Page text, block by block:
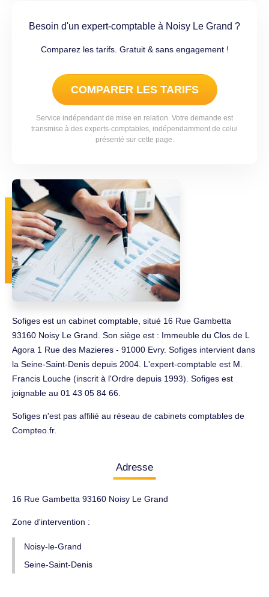
Besoin d'un expert-comptable à Noisy Le Grand ?
Comparez les tarifs. Gratuit & sans engagement !
COMPARER LES TARIFS
Service indépendant de mise en relation. Votre demande est
transmise à des experts-comptables, indépendamment de celui
présenté sur cette page.
Sofiges est un cabinet comptable, situé 16 Rue Gambetta
93160 Noisy Le Grand. Son siège est : Immeuble du Clos de L
Agora 1 Rue des Mazieres - 91000 Evry. Sofiges intervient dans
la Seine-Saint-Denis depuis 2004. L'expert-comptable est M.
Francis Louche (inscrit à l'Ordre depuis 1993). Sofiges est
joignable au 01 43 05 84 66.
Sofiges n'est pas affilié au réseau de cabinets comptables de
Compteo.fr.
Adresse
16 Rue Gambetta 93160 Noisy Le Grand
Zone d'intervention :
Noisy-le-Grand
Seine-Saint-Denis